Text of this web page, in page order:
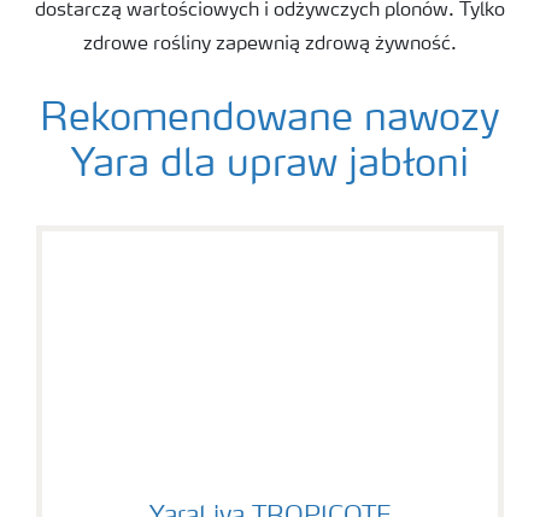
dostarczą wartościowych i odżywczych plonów. Tylko
zdrowe rośliny zapewnią zdrową żywność.
Rekomendowane nawozy
Yara dla upraw jabłoni
YaraLiva TROPICOTE